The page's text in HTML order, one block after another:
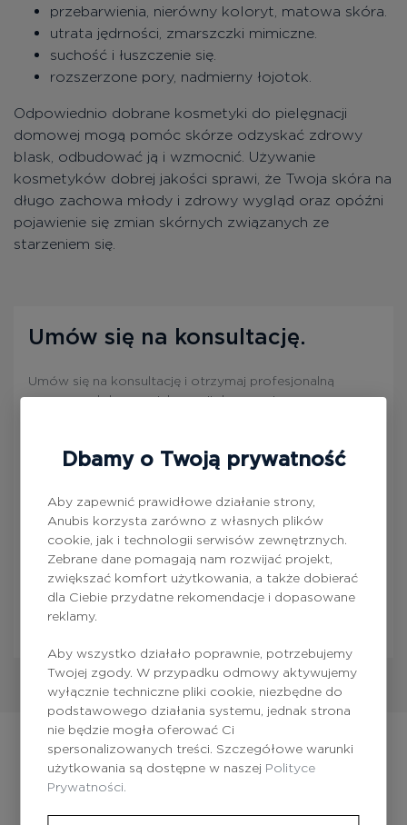
przebarwienia, nierówny koloryt, matowa skóra.
utrata jędrności, zmarszczki mimiczne.
suchość i łuszczenie się.
rozszerzone pory, nadmierny łojotok.
Odpowiednio dobrane kosmetyki do pielęgnacji
domowej mogą pomóc skórze odzyskać zdrowy
blask, odbudować ją i wzmocnić. Używanie
kosmetyków dobrej jakości sprawi, że Twoja skóra na
długo zachowa młody i zdrowy wygląd oraz opóźni
pojawienie się zmian skórnych związanych ze
starzeniem się.
Umów się na konsultację.
Umów się na konsultację i otrzymaj profesjonalną
pomoc w doborze pielęgnacji domowej.
Tak, akceptujęPolitykę Prywatności.
Wysłać
Dbamy o Twoją prywatność
Aby zapewnić prawidłowe działanie strony,
Anubis korzysta zarówno z własnych plików
cookie, jak i technologii serwisów zewnętrznych.
Zebrane dane pomagają nam rozwijać projekt,
zwiększać komfort użytkowania, a także dobierać
dla Ciebie przydatne rekomendacje i dopasowane
reklamy.
Aby wszystko działało poprawnie, potrzebujemy
Twojej zgody. W przypadku odmowy aktywujemy
wyłącznie techniczne pliki cookie, niezbędne do
podstawowego działania systemu, jednak strona
nie będzie mogła oferować Ci
spersonalizowanych treści. Szczegółowe warunki
użytkowania są dostępne w naszej Polityce
Prywatności.